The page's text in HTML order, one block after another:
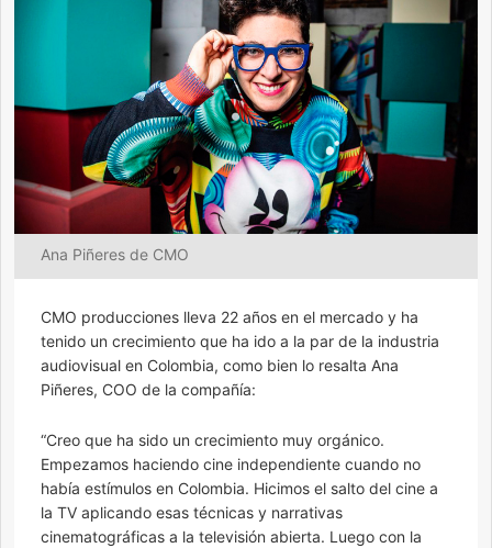
Ana Piñeres de CMO
CMO producciones lleva 22 años en el mercado y ha
tenido un crecimiento que ha ido a la par de la industria
audiovisual en Colombia, como bien lo resalta Ana
Piñeres, COO de la compañía:
“Creo que ha sido un crecimiento muy orgánico.
Empezamos haciendo cine independiente cuando no
había estímulos en Colombia. Hicimos el salto del cine a
la TV aplicando esas técnicas y narrativas
cinematográficas a la televisión abierta. Luego con la